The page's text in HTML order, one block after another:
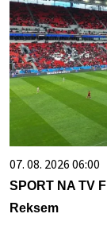
07. 08. 2026 06:00
SPORT NA TV
Reksem